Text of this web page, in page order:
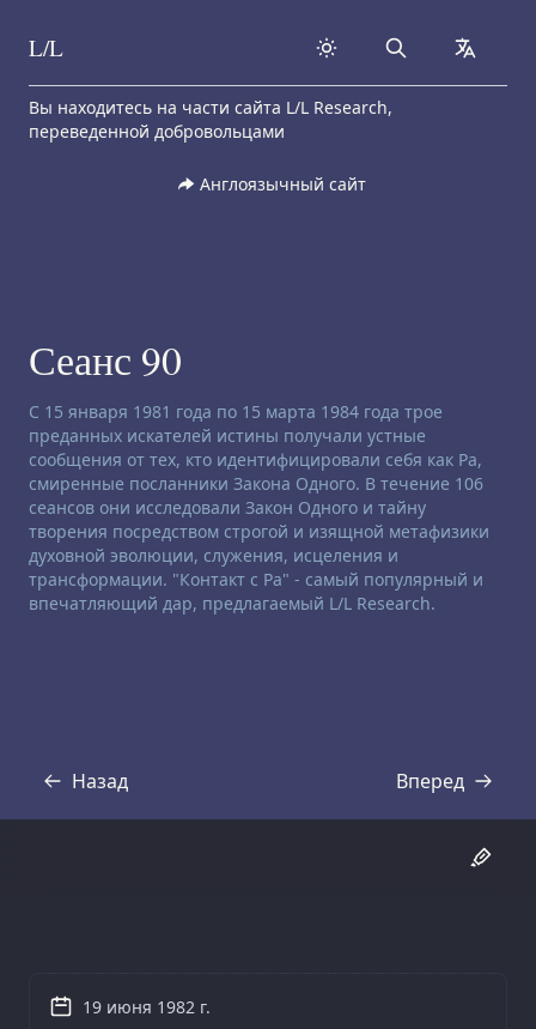
Skip to content
L/L Search
Вы находитесь на части сайта L/L Research,
переведенной добровольцами
Англоязычный сайт
Сеанс 90
Заявление об отказе от ответственности:
С 15 января 1981 года по 15 марта 1984 года трое
преданных искателей истины получали устные
сообщения от тех, кто идентифицировали себя как Ра,
смиренные посланники Закона Одного. В течение 106
сеансов они исследовали Закон Одного и тайну
творения посредством строгой и изящной метафизики
духовной эволюции, служения, исцеления и
трансформации. "Контакт с Ра" - самый популярный и
впечатляющий дар, предлагаемый L/L Research.
Назад
Стенограмма Вперед
Стенограмма
19 июня 1982 г.